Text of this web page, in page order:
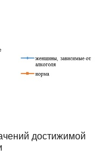
достижимой